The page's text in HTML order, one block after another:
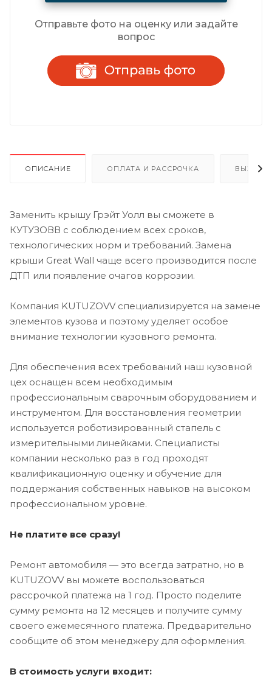
Отправьте фото на оценку или задайте
вопрос
ОПИСАНИЕ ОПЛАТА И РАССРОЧКА ВЫЗОВ
Заменить крышу Грэйт Уолл вы сможете в
КУТУЗОВВ с соблюдением всех сроков,
технологических норм и требований. Замена
крыши Great Wall чаще всего производится после
ДТП или появление очагов коррозии.
Компания KUTUZOVV специализируется на замене
элементов кузова и поэтому уделяет особое
внимание технологии кузовного ремонта.
Для обеспечения всех требований наш кузовной
цех оснащен всем необходимым
профессиональным сварочным оборудованием и
инструментом. Для восстановления геометрии
используется роботизированный стапель с
измерительными линейками. Специалисты
компании несколько раз в год проходят
квалификационную оценку и обучение для
поддержания собственных навыков на высоком
профессиональном уровне.
Не платите все сразу!
Ремонт автомобиля — это всегда затратно, но в
KUTUZOVV вы можете воспользоваться
рассрочкой платежа на 1 год. Просто поделите
сумму ремонта на 12 месяцев и получите сумму
своего ежемесячного платежа. Предварительно
сообщите об этом менеджеру для оформления.
В стоимость услуги входит: